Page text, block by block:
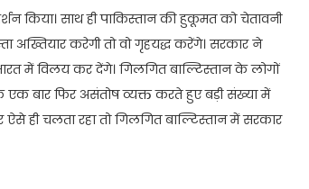
किया। साथ ही पाकिस्तान की हुकूमत को चेतावनी
अख्तियार करेगी तो वो गृहयद्ध करेंगे। सरकार ने
में विलय कर देंगे। गिलगित बाल्टिस्तान के लोगों
बार फिर असंतोष व्यक्त करते हुए बड़ी संख्या में
ही चलता रहा तो गिलगित बाल्टिस्तान में सरकार